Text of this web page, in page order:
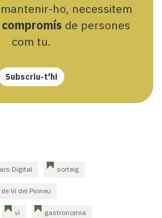
ho, necessitem
compromís de persones
com tu.
Subscriu-t'hi
Digital sorteig
Vi del Pirineu
vi gastronomia